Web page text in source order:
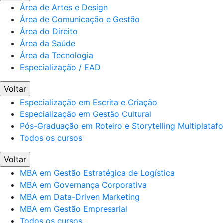
Área de Artes e Design
Área de Comunicação e Gestão
Área do Direito
Área da Saúde
Área da Tecnologia
Especialização / EAD
Voltar
Especialização em Escrita e Criação
Especialização em Gestão Cultural
Pós-Graduação em Roteiro e Storytelling
Todos os cursos
Voltar
MBA em Gestão Estratégica de Logística
MBA em Governança Corporativa
MBA em Data-Driven Marketing
MBA em Gestão Empresarial
Todos os cursos